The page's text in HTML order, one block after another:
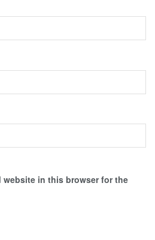
website in this browser for the